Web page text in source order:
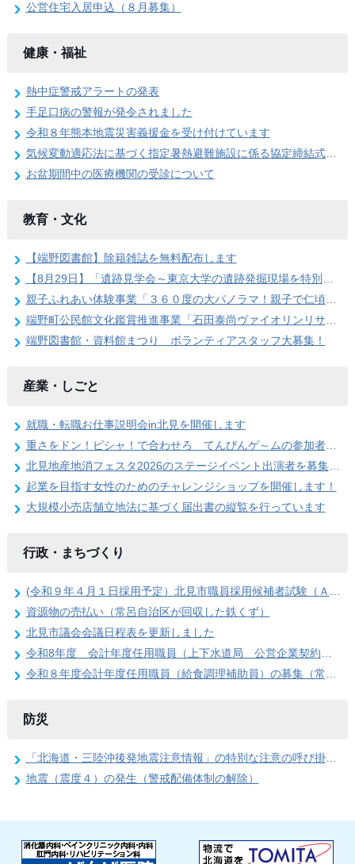
公営住宅入居申込（８月募集）
健康・福祉
熱中症警戒アラートの発表
手足口病の警報が発令されました
令和８年熊本地震災害義援金を受け付けています
気候変動適応法に基づく指定暑熱避難施設に係る協定締結式を開催しました
お盆期間中の医療機関の受診について
教育・文化
【端野図書館】除籍雑誌を無料配布します
【8月29日】「遺跡見学会～東京大学の遺跡発掘現場を特別公開」参加者を募集します
親子ふれあい体験事業「３６０度の大パノラマ！親子で仁頃登山」の参加者募集のお知らせ
端野町公民館文化鑑賞推進事業「石田泰尚ヴァイオリンリサイタル」を開催します
端野図書館・資料館まつり ボランティアスタッフ大募集！
産業・しごと
就職・転職お仕事説明会in北見を開催します
重さをドン！ピシャ！で合わせろ てんびんゲ～ムの参加者を募集します（北見地産地消フェスタ2026）
北見地産地消フェスタ2026のステージイベント出演者を募集します
起業を目指す女性のためのチャレンジショップを開催します！
大規模小売店舗立地法に基づく届出書の縦覧を行っています
行政・まちづくり
(令和９年４月１日採用予定）北見市職員採用候補者試験（Ａ日程）第１次試験合格発表
資源物の売払い（常呂自治区が回収した鉄くず）
北見市議会会議日程表を更新しました
令和8年度 会計年度任用職員（上下水道局 公営企業契約管理事務員）の募集
令和８年度会計年度任用職員（給食調理補助員）の募集（常呂学校給食センター）
防災
「北海道・三陸沖後発地震注意情報」の特別な注意の呼び掛け期間の終了
地震（震度４）の発生（警戒配備体制の解除）